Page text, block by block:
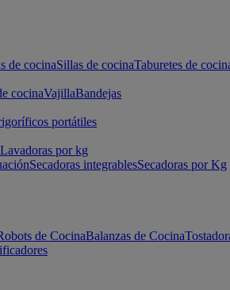
de cocinaSillas de cocinaTaburetes de
cocinaVajillaBandejas
portátiles
Lavadoras por kg
Secadoras integrablesSecadoras por Kg
de CocinaBalanzas de Cocina